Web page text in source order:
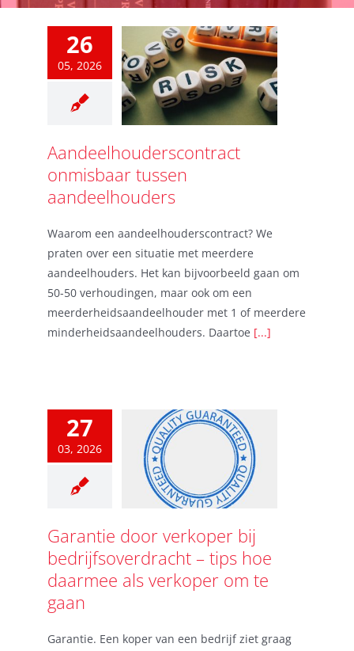
26
05, 2026
Aandeelhouderscontract
onmisbaar tussen
aandeelhouders
Waarom een aandeelhouderscontract? We
praten over een situatie met meerdere
aandeelhouders. Het kan bijvoorbeeld gaan om
50-50 verhoudingen, maar ook om een
meerderheidsaandeelhouder met 1 of meerdere
minderheidsaandeelhouders. Daartoe [...]
27
03, 2026
Garantie door verkoper bij
bedrijfsoverdracht – tips hoe
daarmee als verkoper om te
gaan
Garantie. Een koper van een bedrijf ziet graag